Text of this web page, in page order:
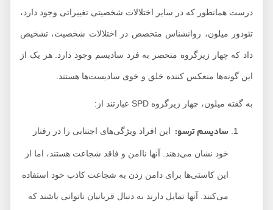
درست همانطور که در سایر اختلالات شخصیتی تغییراتی وجود دارد،
تئودور میلون، روانشناس متخصص در اختلالات شخصیت، تشخیص
داد که چهار زیرگروه منحصر به فرد سادیسم وجود دارد. هر یک از
این گونه‌ها منعکس کننده خلق و خوی سادیست‌ها هستند.
به گفته میلون، چهار زیرگروه SPD عبارتند از:
سادیسم ترسو:این افراد ویژگی‌های اجتنابی را در رفتار
خود نشان می‌دهند. آنها ناامن و فاقد شجاعت هستند، اما از
این کاستی‌ها برای دامن زدن به شجاعت کاذب خود استفاده
می‌کنند. آنها تمایل دارند به دنبال قربانیان ناتوانی باشند که